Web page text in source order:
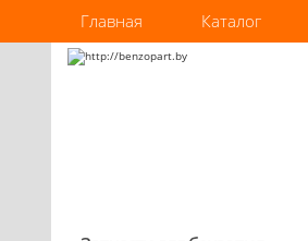
Главная Каталог